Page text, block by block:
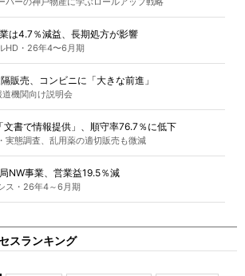
は4.7％減益、長期処方が影響
HD・26年4〜6月期
販売、コンビニに「大きな前進」
道機関向け説明会
文書で情報提供」、順守率76.7％に低下
実態調査、乱用薬の適切販売も微減
NW事業、営業益19.5％減
ス・26年4～6月期
スランキング